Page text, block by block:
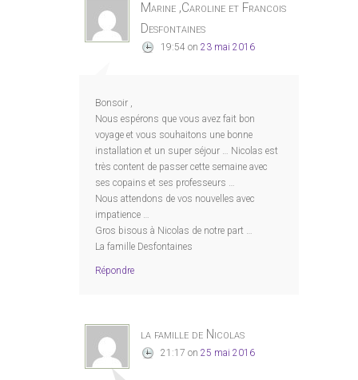
Marine ,Caroline et Francois
Desfontaines
19:54 on 23 mai 2016
Bonsoir ,
Nous espérons que vous avez fait bon
voyage et vous souhaitons une bonne
installation et un super séjour … Nicolas est
très content de passer cette semaine avec
ses copains et ses professeurs …
Nous attendons de vos nouvelles avec
impatience …
Gros bisous à Nicolas de notre part …
La famille Desfontaines
Répondre
la famille de Nicolas
21:17 on 25 mai 2016